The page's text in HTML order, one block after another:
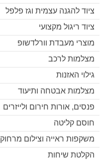
ציוד להגנה עצמית וגז פלפל
ציוד ריגול מקצועי
מוצרי מעבדת וורלדשופ
מצלמות לרכב
גילוי האזנות
מצלמות אבטחה ותיעוד
פנסים, אורות חירום ולייזרים
חוסם קליטה
משקפות ראייה וצילום מרחוק
הקלטת שיחות